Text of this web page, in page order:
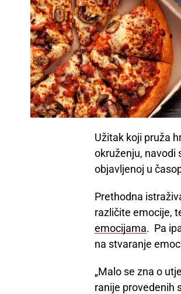
Užitak koji pruža
okruženju, navodi
objavljenoj u
Prethodna
različite emocije,
emocijama. Pa
na stvaranje
„Malo se zna o
ranije provedenih